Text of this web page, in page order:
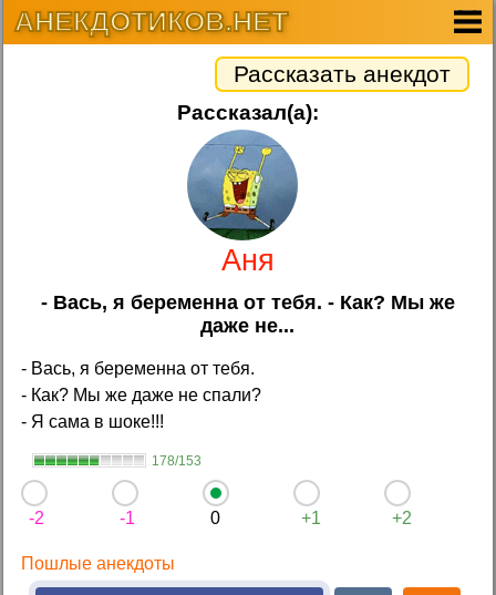
АНЕКДОТИКОВ.НЕТ
Рассказать анекдот
Рассказал(а):
Аня
- Вась, я беременна от тебя. - Как? Мы же
даже не...
- Вась, я беременна от тебя.
- Как? Мы же даже не спали?
- Я сама в шоке!!!
178/153
-2 -1 0 +1 +2
Пошлые анекдоты